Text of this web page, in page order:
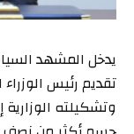
يدخل المشهد
تقديم رئيس
وتشكيلته الوزارية